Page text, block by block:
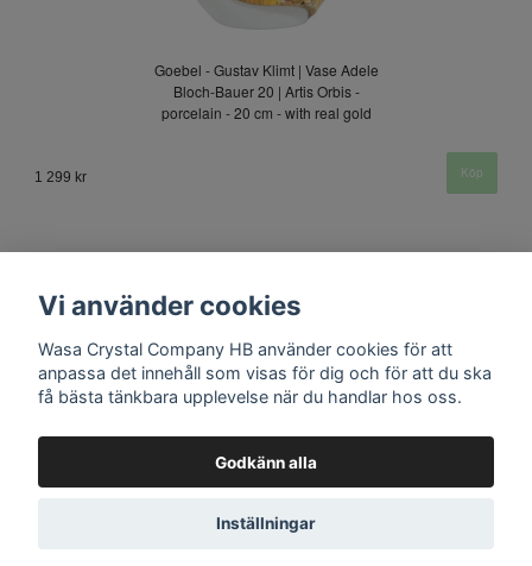
Goebel - Gustav Klimt | Vase Adele
Bloch-Bauer 20 | Artis Orbis -
porcelain - 20 cm - with real gold
1 299 kr
Kontakt
© Copyright 2026 Wasa Crystal Company HB
Vi använder cookies
Wasa Crystal Company HB använder cookies för att
anpassa det innehåll som visas för dig och för att du ska
få bästa tänkbara upplevelse när du handlar hos oss.
Godkänn alla
Inställningar